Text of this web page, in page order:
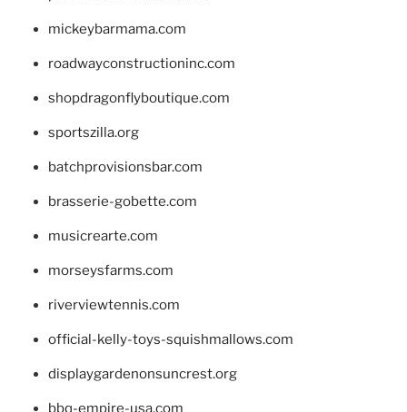
mickeybarmama.com
roadwayconstructioninc.com
shopdragonflyboutique.com
sportszilla.org
batchprovisionsbar.com
brasserie-gobette.com
musicrearte.com
morseysfarms.com
riverviewtennis.com
official-kelly-toys-squishmallows.com
displaygardenonsuncrest.org
bbq-empire-usa.com